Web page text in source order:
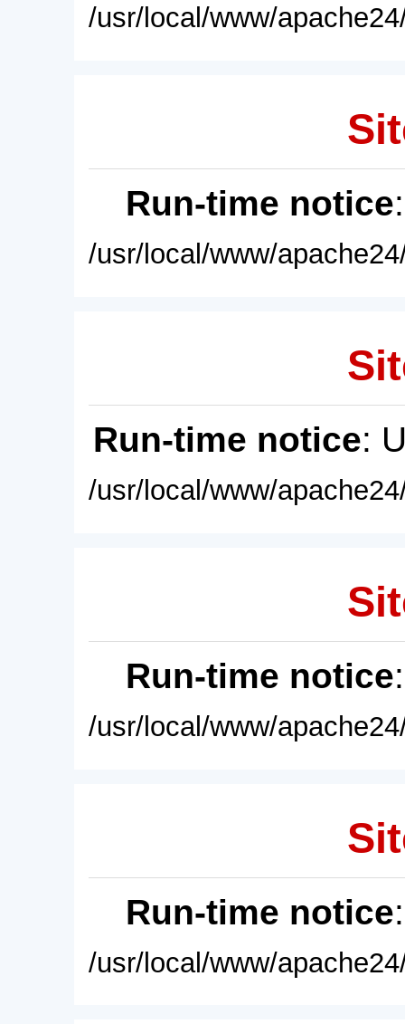
/usr/local/www/
Run-time notice
/usr/local/www/
Run-time notice:
/usr/local/www/
Run-time notice
/usr/local/www/
Run-time notice
/usr/local/www/